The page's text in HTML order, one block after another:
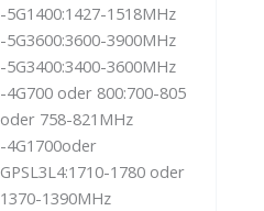
-5G1400:1427-1518MHz
-5G3600:3600-3900MHz
-5G3400:3400-3600MHz
-4G700 oder 800:700-805
oder 758-821MHz
-4G1700oder
GPSL3L4:1710-1780 oder
1370-1390MHz